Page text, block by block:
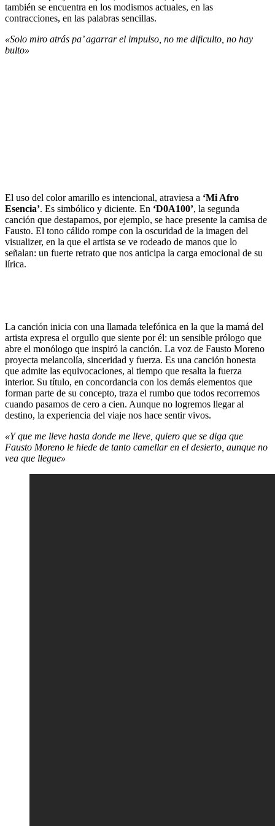
también se encuentra en los modismos actuales, en las
contracciones, en las palabras sencillas.
«Solo miro atrás pa’ agarrar el impulso, no me dificulto, no hay
bulto»
El uso del color amarillo es intencional, atraviesa a ‘Mi Afro
Esencia’. Es simbólico y diciente. En ‘D0A100’, la segunda
canción que destapamos, por ejemplo, se hace presente la camisa de
Fausto. El tono cálido rompe con la oscuridad de la imagen del
visualizer, en la que el artista se ve rodeado de manos que lo
señalan: un fuerte retrato que nos anticipa la carga emocional de su
lírica.
La canción inicia con una llamada telefónica en la que la mamá del
artista expresa el orgullo que siente por él: un sensible prólogo que
abre el monólogo que inspiró la canción. La voz de Fausto Moreno
proyecta melancolía, sinceridad y fuerza. Es una canción honesta
que admite las equivocaciones, al tiempo que resalta la fuerza
interior. Su título, en concordancia con los demás elementos que
forman parte de su concepto, traza el rumbo que todos recorremos
cuando pasamos de cero a cien. Aunque no logremos llegar al
destino, la experiencia del viaje nos hace sentir vivos.
«Y que me lleve hasta donde me lleve, quiero que se diga que
Fausto Moreno le hiede de tanto camellar en el desierto, aunque no
vea que llegue»